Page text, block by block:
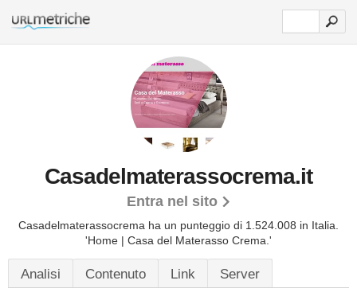
Casadelmaterassocrema.it
Entra nel sito
Casadelmaterassocrema ha un punteggio di 1.524.008 in Italia.
'Home | Casa del Materasso Crema.'
Analisi Contenuto Link Server